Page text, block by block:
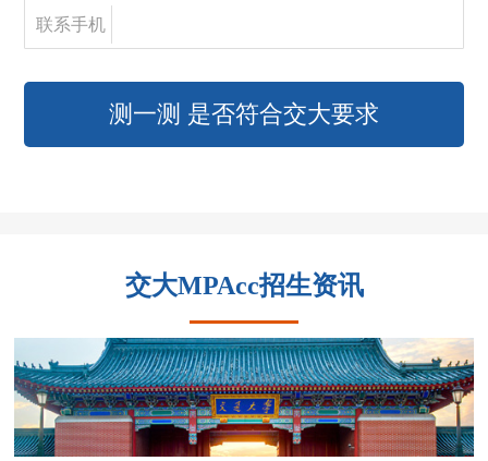
联系手机
测一测 是否符合交大要求
交大MPAcc招生资讯